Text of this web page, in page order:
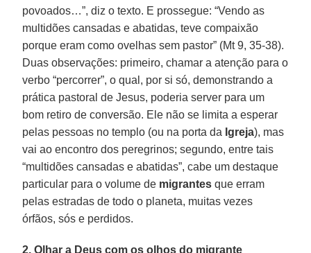
povoados…”, diz o texto. E prossegue: “Vendo as
multidões cansadas e abatidas, teve compaixão
porque eram como ovelhas sem pastor” (Mt 9, 35-38).
Duas observações: primeiro, chamar a atenção para o
verbo “percorrer”, o qual, por si só, demonstrando a
prática pastoral de Jesus, poderia server para um
bom retiro de conversão. Ele não se limita a esperar
pelas pessoas no templo (ou na porta da Igreja), mas
vai ao encontro dos peregrinos; segundo, entre tais
“multidões cansadas e abatidas”, cabe um destaque
particular para o volume de migrantes que erram
pelas estradas de todo o planeta, muitas vezes
órfãos, sós e perdidos.
2. Olhar a Deus com os olhos do migrante